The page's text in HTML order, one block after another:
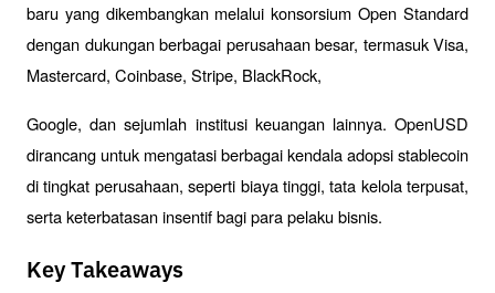
baru yang dikembangkan melalui konsorsium Open Standard
dengan dukungan berbagai perusahaan besar, termasuk Visa,
Mastercard, Coinbase, Stripe, BlackRock,
Google, dan sejumlah institusi keuangan lainnya. OpenUSD
dirancang untuk mengatasi berbagai kendala adopsi stablecoin
di tingkat perusahaan, seperti biaya tinggi, tata kelola terpusat,
serta keterbatasan insentif bagi para pelaku bisnis.
Key Takeaways